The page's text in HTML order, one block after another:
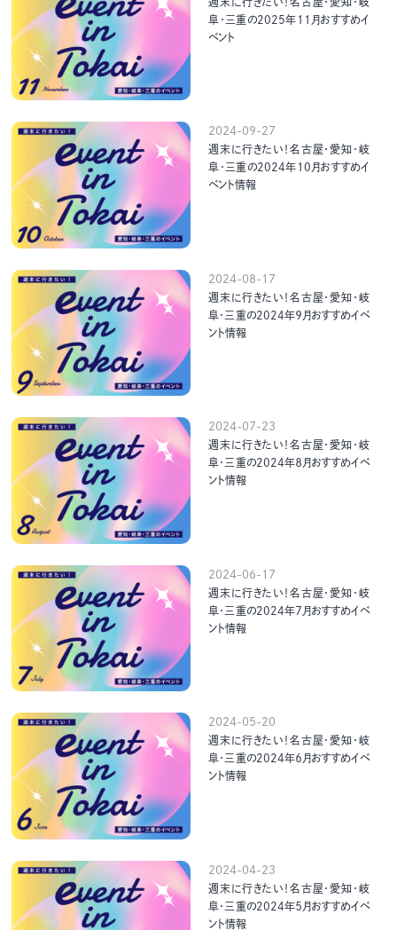
阜・三重の2025年11月おすすめイ
ベント
2024-09-27
週末に行きたい！名古屋・愛知・岐
阜・三重の2024年10月おすすめイ
ベント情報
2024-08-17
週末に行きたい！名古屋・愛知・岐
阜・三重の2024年９月おすすめイベ
ント情報
2024-07-23
週末に行きたい！名古屋・愛知・岐
阜・三重の2024年８月おすすめイベ
ント情報
2024-06-17
週末に行きたい！名古屋・愛知・岐
阜・三重の2024年７月おすすめイベ
ント情報
2024-05-20
週末に行きたい！名古屋・愛知・岐
阜・三重の2024年６月おすすめイベ
ント情報
2024-04-23
週末に行きたい！名古屋・愛知・岐
阜・三重の2024年５月おすすめイベ
ント情報